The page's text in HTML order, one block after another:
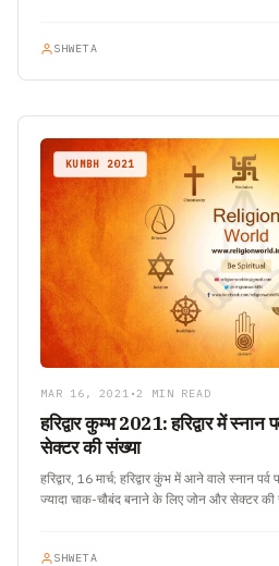
SHWETA
KUMBH 2021
MAR 16, 2021 •2 MIN READ
हरिद्वार कुम्भ 2021: हरिद्वार में
सेक्टर की संख्या
हरिद्वार, 16 मार्च; हरिद्वार कुंभ में आने वाले स्नान
ज्यादा चाक-चौबंद बनाने के लिए जोन और सेक्टर की
SHWETA